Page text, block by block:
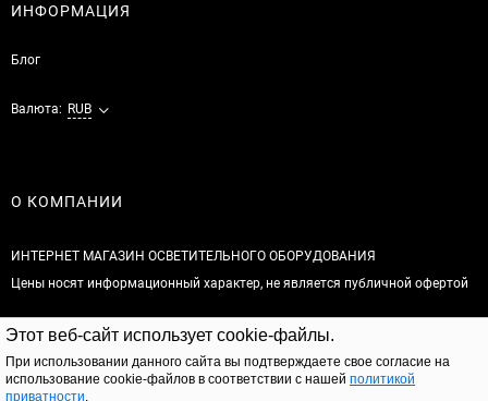
Этот веб-сайт использует cookie-файлы.
При использовании данного сайта вы подтверждаете свое согласие на
использование cookie-файлов в соответствии с нашей политикой
приватности.
ИНФОРМАЦИЯ
Блог
Валюта: RUB
О КОМПАНИИ
ИНТЕРНЕТ МАГАЗИН ОСВЕТИТЕЛЬНОГО ОБОРУДОВАНИЯ
Цены носят информационный характер, не является публичной офертой
© 2026
Полная версия сайта